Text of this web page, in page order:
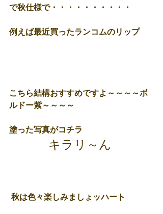
で秋仕様で・・・・・・・・・・
例えば最近買ったランコムのリップ
こちら結構おすすめですよ～～～～ボ
ルドー紫～～～～
塗った写真がコチラ
キラリ～ん
秋は色々楽しみましょッハート